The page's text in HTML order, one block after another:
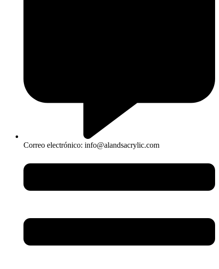
Correo electrónico: info@alandsacrylic.com